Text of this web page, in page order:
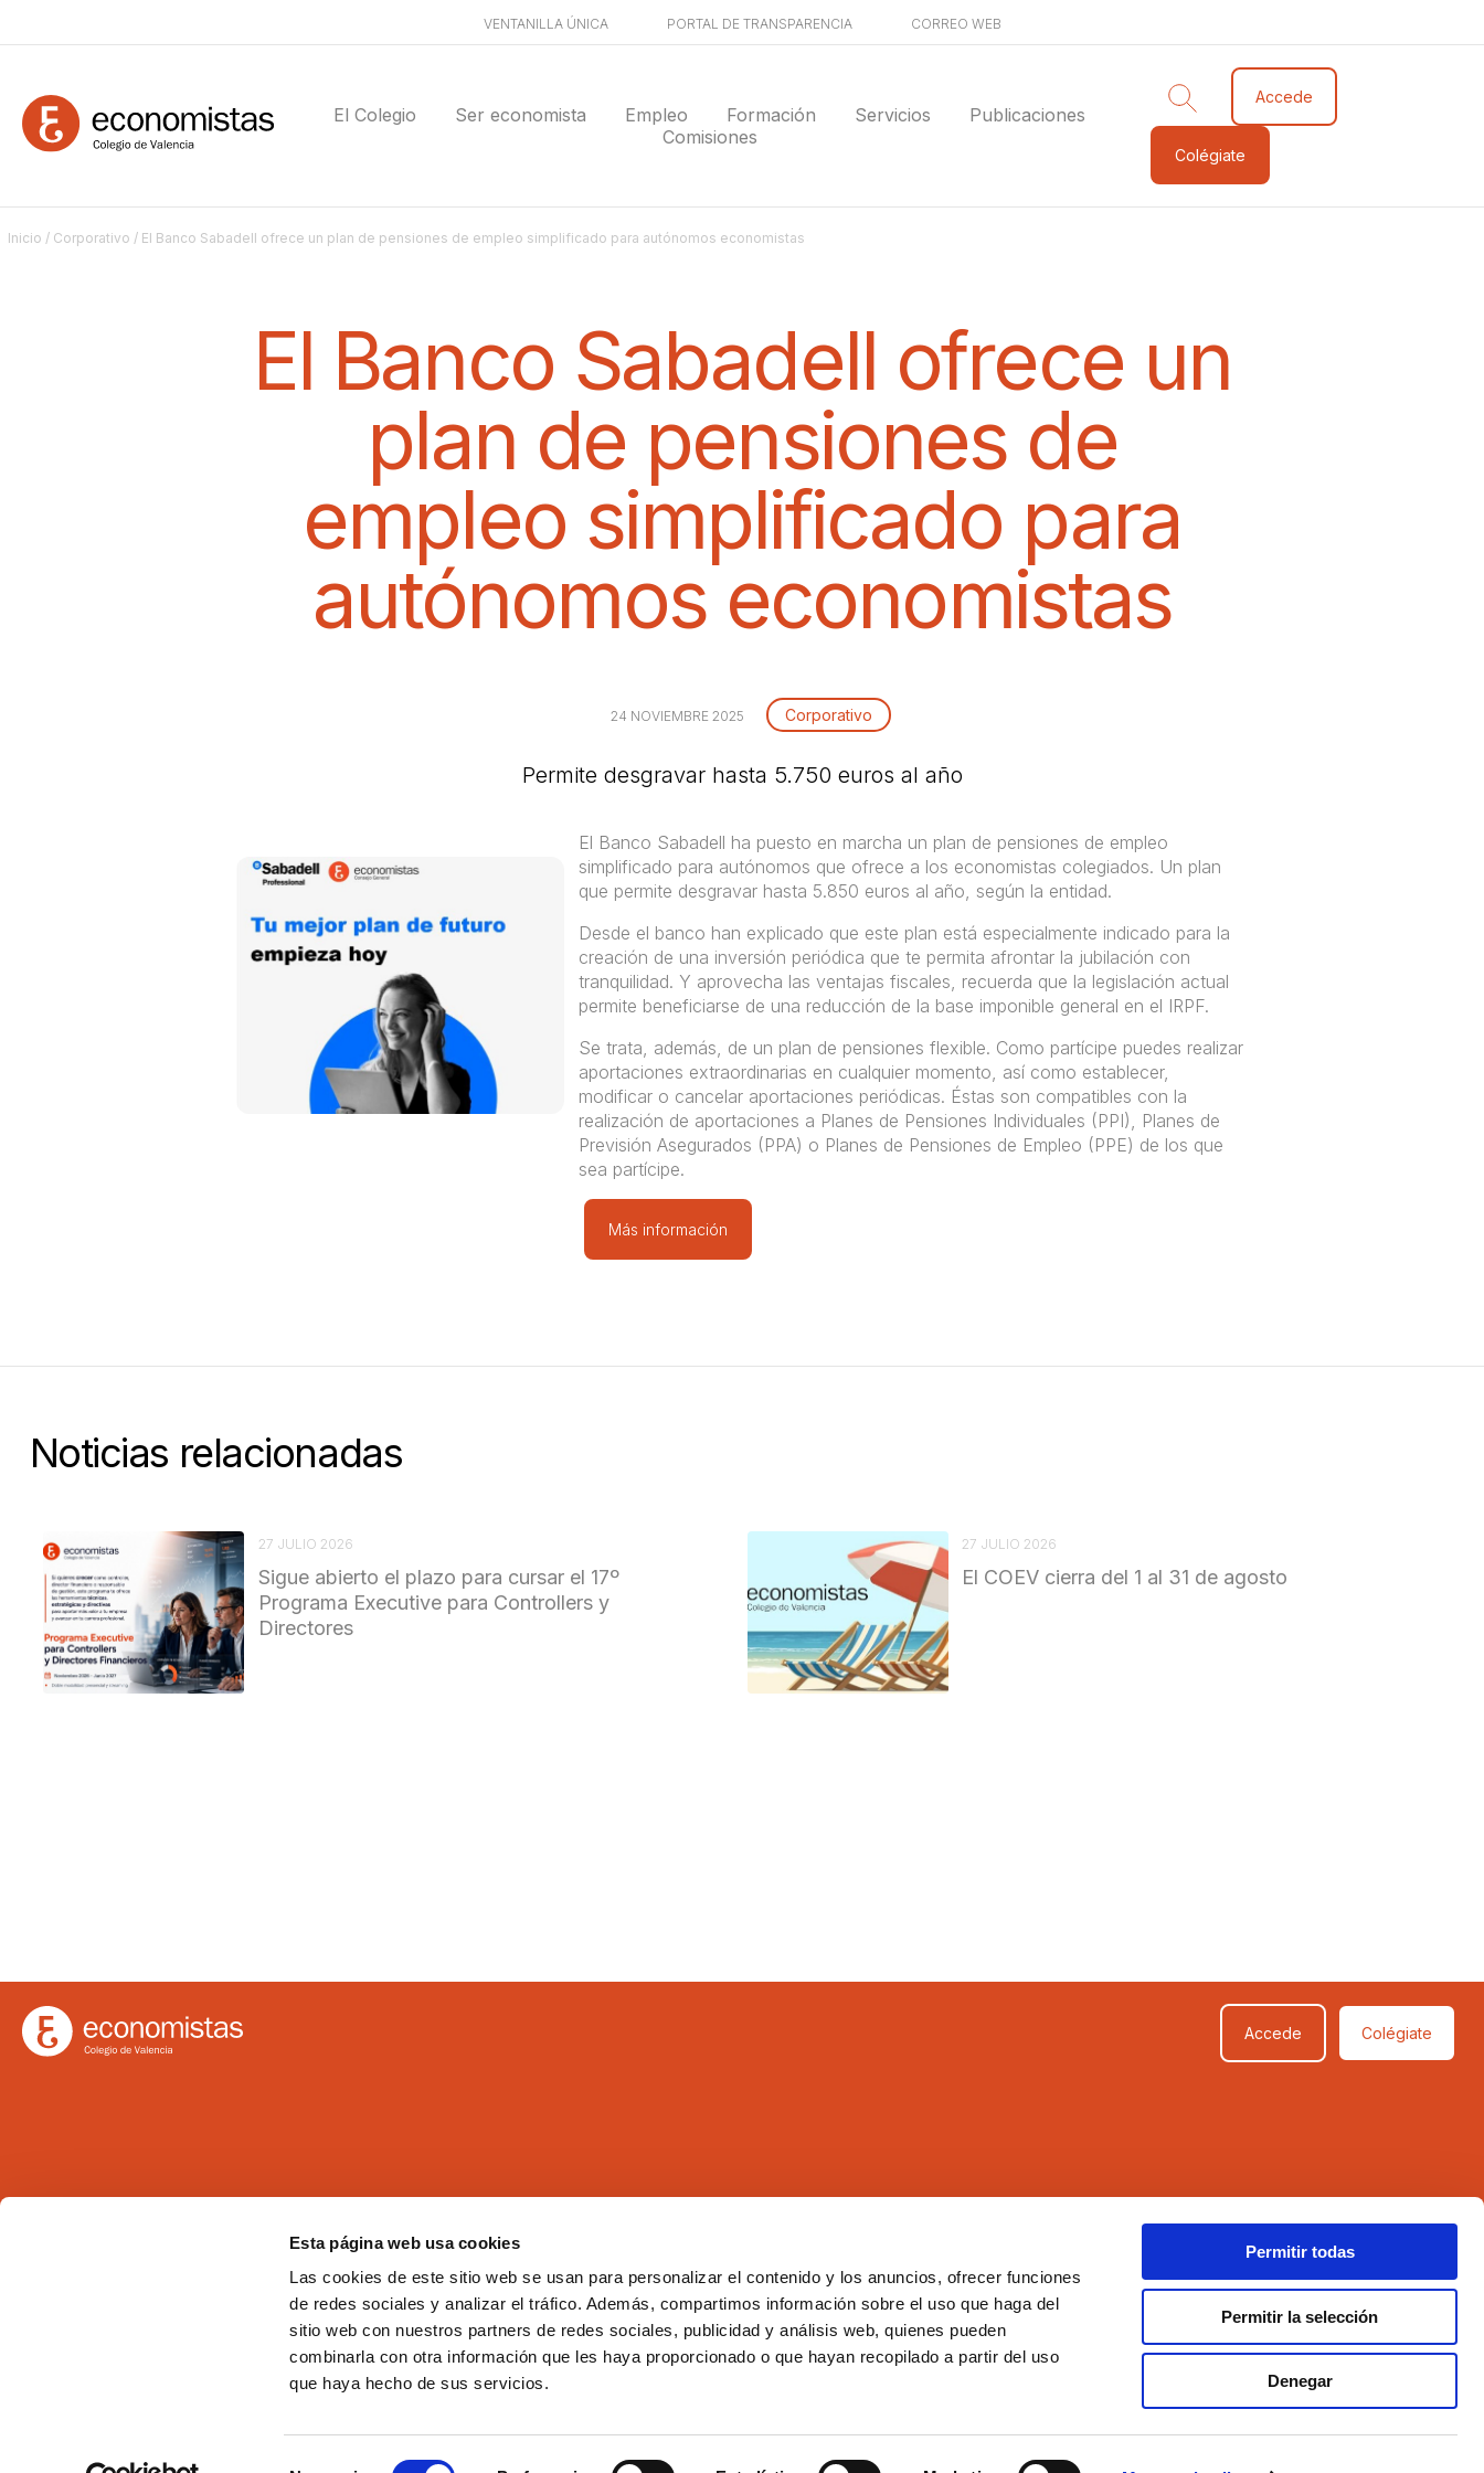
Esta página web usa cookies
Las cookies de este sitio web se usan para personalizar el contenido y los anuncios, ofrecer funciones
de redes sociales y analizar el tráfico. Además, compartimos información sobre el uso que haga del
sitio web con nuestros partners de redes sociales, publicidad y análisis web, quienes pueden
combinarla con otra información que les haya proporcionado o que hayan recopilado a partir del uso
que haya hecho de sus servicios.
Permitir todas
Permitir la selección
Denegar
VENTANILLA ÚNICA PORTAL DE TRANSPARENCIA CORREO WEB
El Colegio Ser economista Empleo Formación Servicios
Publicaciones
Comisiones
Accede
Colégiate
Inicio / Corporativo / El Banco Sabadell ofrece un plan de pensiones de empleo simplificado para autónomos economistas
El Banco Sabadell ofrece un
plan de pensiones de
empleo simplificado para
autónomos economistas
24 NOVIEMBRE 2025 Corporativo
Permite desgravar hasta 5.750 euros al año
El Banco Sabadell ha puesto en marcha un plan de pensiones de empleo
simplificado para autónomos que ofrece a los economistas colegiados. Un plan
que permite desgravar hasta 5.850 euros al año, según la entidad.
Desde el banco han explicado que este plan está especialmente indicado para la
creación de una inversión periódica que te permita afrontar la jubilación con
tranquilidad. Y aprovecha las ventajas fiscales, recuerda que la legislación actual
permite beneficiarse de una reducción de la base imponible general en el IRPF.
Se trata, además, de un plan de pensiones flexible. Como partícipe puedes realizar
aportaciones extraordinarias en cualquier momento, así como establecer,
modificar o cancelar aportaciones periódicas. Éstas son compatibles con la
realización de aportaciones a Planes de Pensiones Individuales (PPI), Planes de
Previsión Asegurados (PPA) o Planes de Pensiones de Empleo (PPE) de los que
sea partícipe.
Más información
Noticias relacionadas
27 JULIO 2026
Sigue abierto el plazo para cursar el 17º
Programa Executive para Controllers y
Directores
27 JULIO 2026
El COEV cierra del 1 al 31 de agosto
Accede Colégiate
Ilustre Colegio de Economistas de Valencia
El Colegio
Aula Virtual
Formación
Comisiones
Empleo
Correo Web
Transparencia
Club COEV
Política de cookies
Hecho por Lobo.